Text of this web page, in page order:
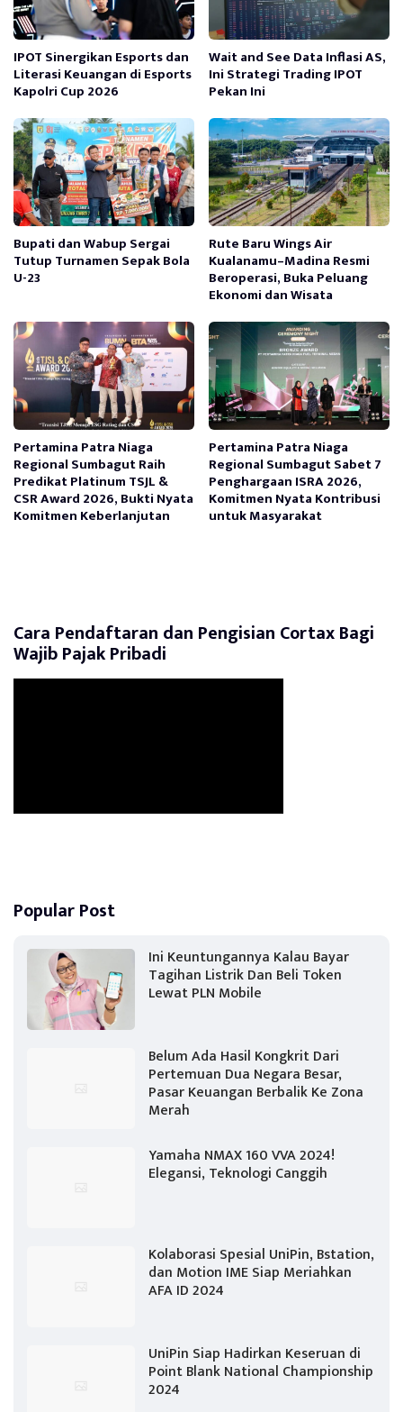
IPOT Sinergikan Esports dan
Literasi Keuangan di Esports
Kapolri Cup 2026
Wait and See Data Inflasi AS,
Ini Strategi Trading IPOT
Pekan Ini
Bupati dan Wabup Sergai
Tutup Turnamen Sepak Bola
U-23
Rute Baru Wings Air
Kualanamu–Madina Resmi
Beroperasi, Buka Peluang
Ekonomi dan Wisata
Pertamina Patra Niaga
Regional Sumbagut Raih
Predikat Platinum TSJL &
CSR Award 2026, Bukti Nyata
Komitmen Keberlanjutan
Pertamina Patra Niaga
Regional Sumbagut Sabet 7
Penghargaan ISRA 2026,
Komitmen Nyata Kontribusi
untuk Masyarakat
Cara Pendaftaran dan Pengisian Cortax Bagi
Wajib Pajak Pribadi
Popular Post
Ini Keuntungannya Kalau Bayar
Tagihan Listrik Dan Beli Token
Lewat PLN Mobile
Belum Ada Hasil Kongkrit Dari
Pertemuan Dua Negara Besar,
Pasar Keuangan Berbalik Ke Zona
Merah
Yamaha NMAX 160 VVA 2024!
Elegansi, Teknologi Canggih
Kolaborasi Spesial UniPin, Bstation,
dan Motion IME Siap Meriahkan
AFA ID 2024
UniPin Siap Hadirkan Keseruan di
Point Blank National Championship
2024